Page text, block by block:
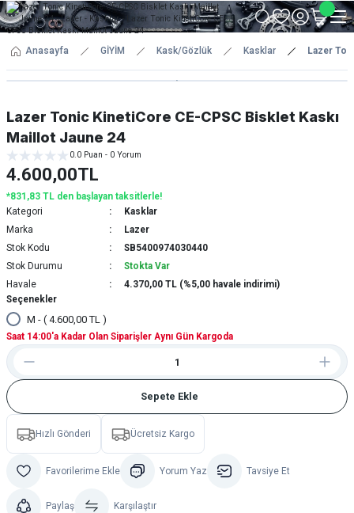
Anasayfa GİYİM Kask/Gözlük Kasklar Lazer
Lazer Tonic KinetiCore CE-CPSC Bisklet Kaskı
Maillot Jaune 24
0.0 Puan - 0 Yorum
4.600,00TL
*831,83 TL den başlayan taksitlerle!
Kategori
Kasklar
Marka
Lazer
Stok Kodu
SB5400974030440
Stok Durumu
Stokta Var
Havale
4.370,00 TL (%5,00 havale indirimi)
Saat 14:00'a Kadar Olan Siparişler Aynı Gün Kargoda
Seçenekler
M - ( 4.600,00 TL )
Sepete Ekle
Hızlı Gönderi Ücretsiz Kargo
Yorum Yaz Tavsiye Et
Paylaş Karşılaştır